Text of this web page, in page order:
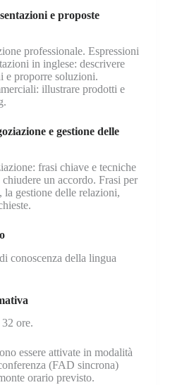
e proposte
professionale. Espressioni
in inglese: descrivere
e proporre soluzioni.
illustrare prodotti e
e gestione delle
frasi chiave e tecniche
un accordo. Frasi per
gestione delle relazioni,
conoscenza della lingua
ore.
essere attivate in modalità
(FAD sincrona)
orario previsto.